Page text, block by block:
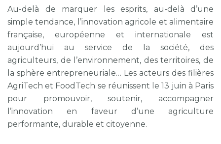
Au-delà de marquer les esprits, au-delà d’une
simple tendance, l’innovation agricole et alimentaire
française, européenne et internationale est
aujourd’hui au service de la société, des
agriculteurs, de l’environnement, des territoires, de
la sphère entrepreneuriale… Les acteurs des filières
AgriTech et FoodTech se réunissent le 13 juin à Paris
pour promouvoir, soutenir, accompagner
l’innovation en faveur d’une agriculture
performante, durable et citoyenne.